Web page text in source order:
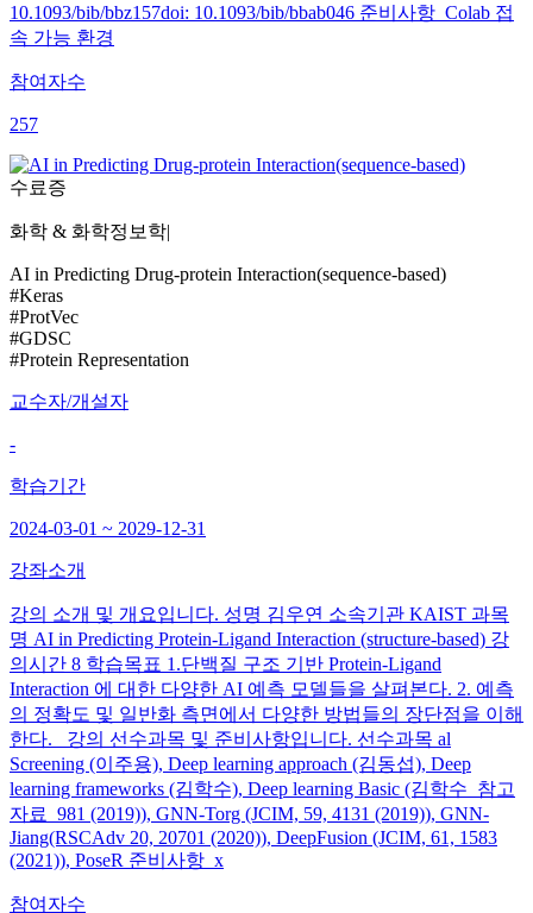
10.1093/bib/bbz157doi: 10.1093/bib/bbab046 준비사항 Colab 접
속 가능 환경
참여자수
257
수료증
화학 & 화학정보학|
AI in Predicting Drug-protein Interaction(sequence-based)
#Keras
#ProtVec
#GDSC
#Protein Representation
교수자/개설자
-
학습기간
2024-03-01 ~ 2029-12-31
강좌소개
강의 소개 및 개요입니다. 성명 김우연 소속기관 KAIST 과목
명 AI in Predicting Protein-Ligand Interaction (structure-based) 강
의시간 8 학습목표 1.단백질 구조 기반 Protein-Ligand
Interaction 에 대한 다양한 AI 예측 모델들을 살펴본다. 2. 예측
의 정확도 및 일반화 측면에서 다양한 방법들의 장단점을 이해
한다. 강의 선수과목 및 준비사항입니다. 선수과목 al
Screening (이주용), Deep learning approach (김동섭), Deep
learning frameworks (김학수), Deep learning Basic (김학수 참고
자료 981 (2019)), GNN-Torg (JCIM, 59, 4131 (2019)), GNN-
Jiang(RSCAdv 20, 20701 (2020)), DeepFusion (JCIM, 61, 1583
(2021)), PoseR 준비사항 x
참여자수